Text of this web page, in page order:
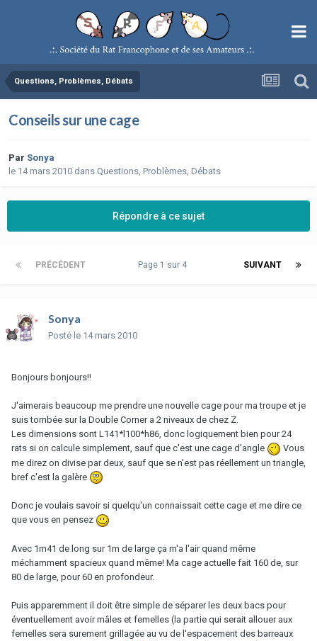
Questions, Problèmes, Débats
Conseils sur une cage
Par Sonya
le 14 mars 2010 dans Questions, Problèmes, Débats
Répondre à ce sujet
PRÉCÉDENT SUIVANT
Page 1 sur 4
Sonya
Posté le 14 mars 2010
Bonjours bonjours!!
J'aimerais beaucoup me prendre une nouvelle cage pour ma troupe et je
suis tombée sur la Double Corner a 2 niveaux de chez Z.
Les dimensions sont L141*l100*h86, donc logiquement bien pour 24
rats si on calcule simplement, sauf que c'est une cage d'angle
Vous
me direz on divise par deux, sauf que se n'est pas réellement un triangle,
bref c'est la galère
Donc je voulais savoir si quelqu'un connaissait cette cage et me dire ce
que vous en pensez
Avec 1m41 de long sur 1m de large ça m'a l'air quand même
méchamment spacieux quand même! Ma cage actuelle fait 160 de, sur
80 de large, pour 60 en profondeur.
Puis apparemment il doit être simple de séparer les deux bacs pour
éventuellement avoir mâles et femelles (la partie qui serait allouer aux
femelles sera surement grillagée au vu de l'espacement des barreaux